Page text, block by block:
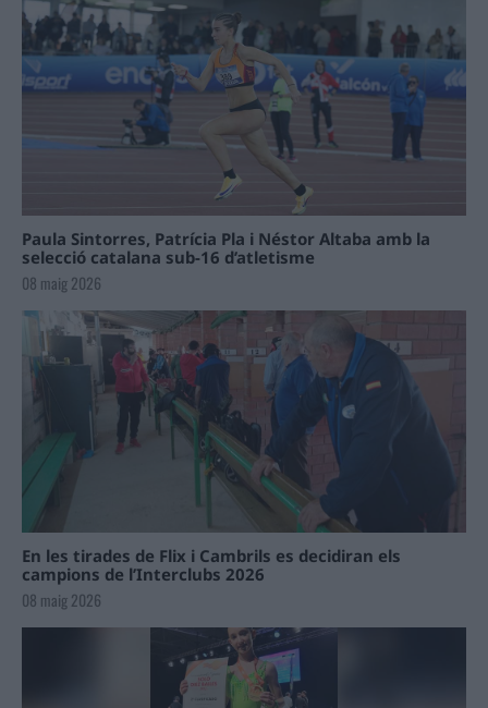
Paula Sintorres, Patrícia Pla i Néstor Altaba amb la
selecció catalana sub-16 d’atletisme
08 maig 2026
En les tirades de Flix i Cambrils es decidiran els
campions de l’Interclubs 2026
08 maig 2026